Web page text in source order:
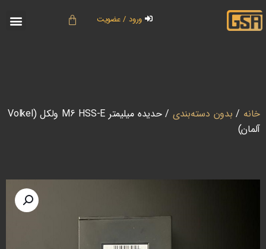
ورود / عضویت
خانه / بدون دسته‌بندی
/ حدیده میلیمتر M6 HSS-E ولکل (Volkel
آلمان)